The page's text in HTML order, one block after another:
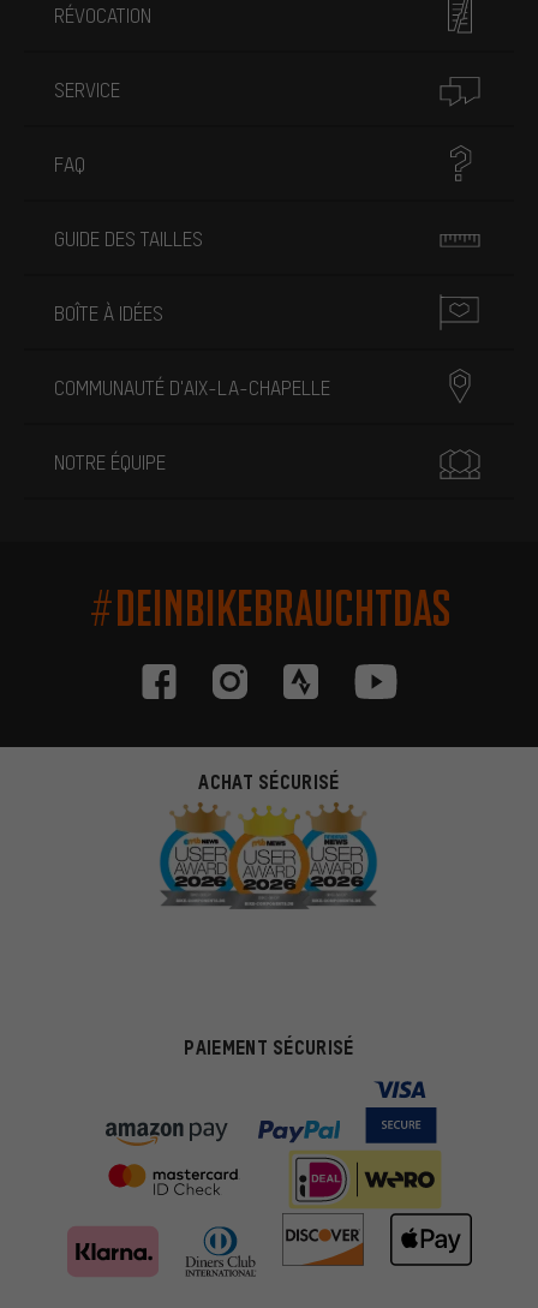
RÉVOCATION
SERVICE
FAQ
GUIDE DES TAILLES
BOÎTE À IDÉES
COMMUNAUTÉ D'AIX-LA-CHAPELLE
NOTRE ÉQUIPE
#DEINBIKEBRAUCHTDAS
ACHAT SÉCURISÉ
PAIEMENT SÉCURISÉ